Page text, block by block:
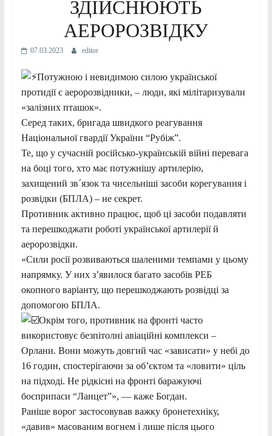
ЗДІЙСНЮЮТЬ
АЕРОРОЗВІДКУ
07.03.2023 editor
Потужною і невидимою силою української
протидії є аеророзвідники, – люди, які мілітаризували
«залізних пташок».
Серед таких, бригада швидкого реагування
Національної гвардії України “Рубіж”.
Те, що у сучасній російсько-українській війні перевага
на боці того, хто має потужнішу артилерію,
захищений зв´язок та чисельніші засоби корегування і
розвідки (БПЛА) – не секрет.
Противник активно працює, щоб ці засоби подавляти
та перешкоджати роботі української артилерії й
аеророзвідки.
«Сили росії розвиваються шаленими темпами у цьому
напрямку. У них з’явилося багато засобів РЕБ
окопного варіанту, що перешкоджають розвідці за
допомогою БПЛА.
Окрім того, противник на фронті часто
використовує безпітолні авіаційні комплекси –
Орлани. Вони можуть довгий час «зависати» у небі до
16 годин, спостерігаючи за об’єктом та «ловити» ціль
на підході. Не рідкісні на фронті баражуючі
боєприпаси “Ланцет”», — каже Богдан.
Раніше ворог застосовував важку бронетехніку,
«давив» масованим вогнем і лише після цього